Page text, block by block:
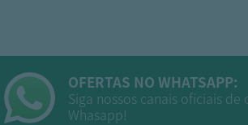
OFERTAS NO WHATSAPP:
Siga nossos canais oficiais de
Whasapp!